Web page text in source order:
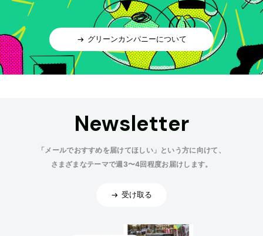
グリーンカンパニーについて
Newsletter
「メールでおすすめを届けてほしい」という方に向けて、
さまざまなテーマで週3〜4回程度お届けします。
受け取る